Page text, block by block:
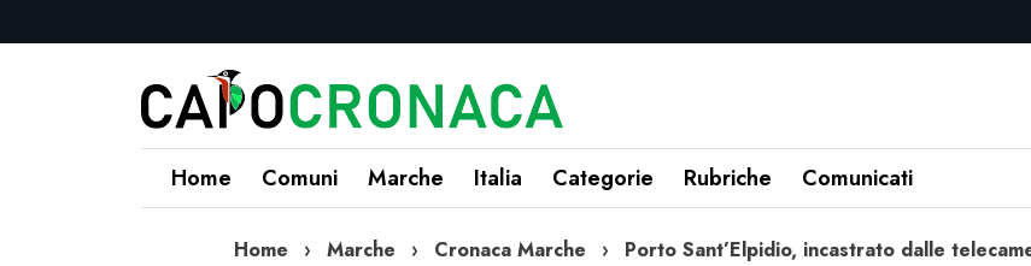
Home Comuni Marche Italia Categorie Rubriche Comunicati
Home › Marche › Cronaca Marche › Porto Sant’Elpidio, incastrato dalle